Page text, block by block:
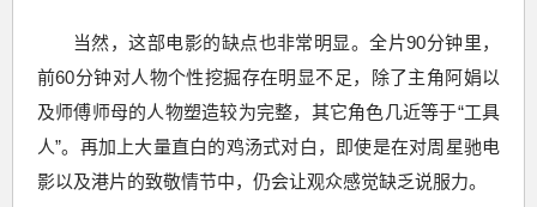
当然，这部电影的缺点也非常明显。全片90分钟里，
前60分钟对人物个性挖掘存在明显不足，除了主角阿娟以
及师傅师母的人物塑造较为完整，其它角色几近等于“工具
人”。再加上大量直白的鸡汤式对白，即使是在对周星驰电
影以及港片的致敬情节中，仍会让观众感觉缺乏说服力。